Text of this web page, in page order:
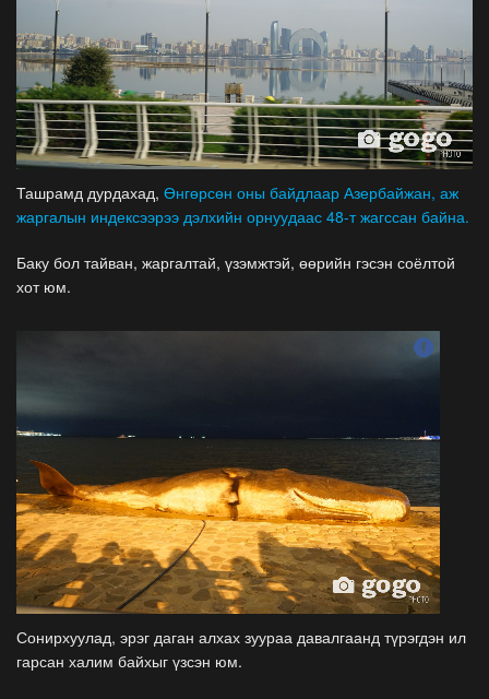
Ташрамд дурдахад, Өнгөрсөн оны байдлаар Азербайжан, аж
жаргалын индексээрээ дэлхийн орнуудаас 48-т жагссан байна.
Баку бол тайван, жаргалтай, үзэмжтэй, өөрийн гэсэн соёлтой
хот юм.
Сонирхуулад, эрэг даган алхах зуураа давалгаанд түрэгдэн ил
гарсан халим байхыг үзсэн юм.